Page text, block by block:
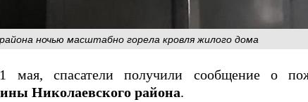
ночью масштабно горела кровля жилого дома
мая, спасатели получили сообщение о
Николаевского района.